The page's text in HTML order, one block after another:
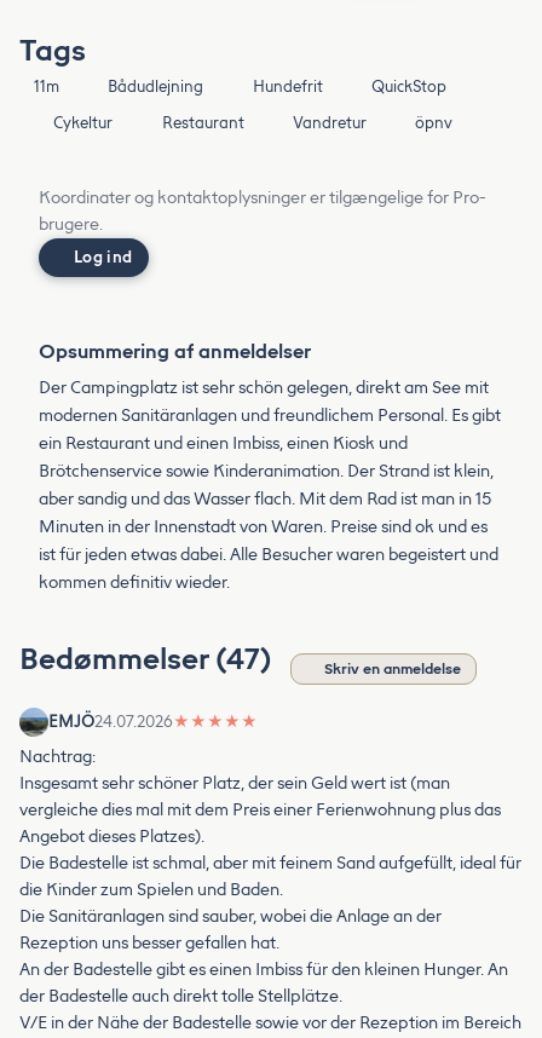
Tags
11m Bådudlejning Hundefrit
QuickStop
Cykeltur
Restaurant Vandretur öpnv
Koordinater og kontaktoplysninger er tilgængelige for Pro-
brugere.
Log ind
Opsummering af anmeldelser
Der Campingplatz ist sehr schön gelegen, direkt am See mit
modernen Sanitäranlagen und freundlichem Personal. Es gibt
ein Restaurant und einen Imbiss, einen Kiosk und
Brötchenservice sowie Kinderanimation. Der Strand ist klein,
aber sandig und das Wasser flach. Mit dem Rad ist man in 15
Minuten in der Innenstadt von Waren. Preise sind ok und es
ist für jeden etwas dabei. Alle Besucher waren begeistert und
kommen definitiv wieder.
Bedømmelser (47) Skriv en anmeldelse
EMJÖ24.07.2026★ ★ ★ ★ ★
Nachtrag:
Insgesamt sehr schöner Platz, der sein Geld wert ist (man
vergleiche dies mal mit dem Preis einer Ferienwohnung plus das
Angebot dieses Platzes).
Die Badestelle ist schmal, aber mit feinem Sand aufgefüllt, ideal für
die Kinder zum Spielen und Baden.
Die Sanitäranlagen sind sauber, wobei die Anlage an der
Rezeption uns besser gefallen hat.
An der Badestelle gibt es einen Imbiss für den kleinen Hunger. An
der Badestelle auch direkt tolle Stellplätze.
V/E in der Nähe der Badestelle sowie vor der Rezeption im Bereich